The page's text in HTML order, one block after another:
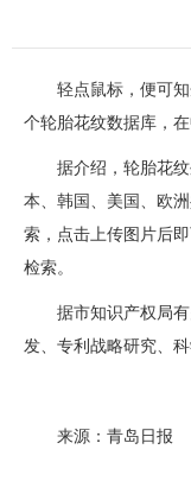
轻点鼠标，便可
个轮胎花纹数据库，
据介绍，轮胎花
本、韩国、美国、欧
索，点击上传图片后
检索。
据市知识产权局
发、专利战略研究、
来源：青岛日报